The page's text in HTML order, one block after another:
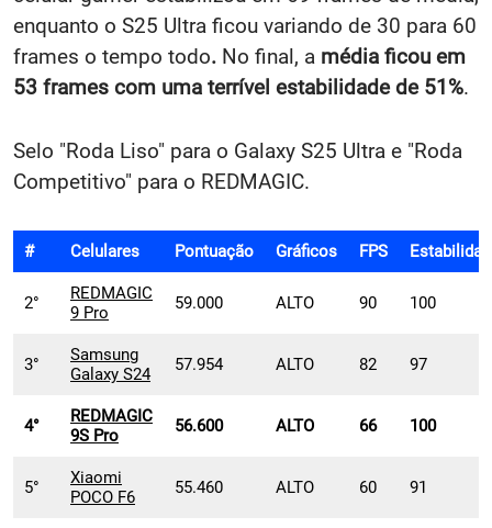
enquanto o S25 Ultra ficou variando de 30 para 60
frames o tempo todo. No final, a média ficou em
53 frames com uma terrível estabilidade de 51%.
Selo "Roda Liso" para o Galaxy S25 Ultra e "Roda
Competitivo" para o REDMAGIC.
# Celulares Pontuação Gráficos FPS
2°
REDMAGIC
9 Pro
59.000 ALTO 90 100
3°
Samsung
Galaxy S24
57.954 ALTO 82 97
4°
REDMAGIC
9S Pro
56.600 ALTO 66 100
5°
Xiaomi
POCO F6
55.460 ALTO 60 91